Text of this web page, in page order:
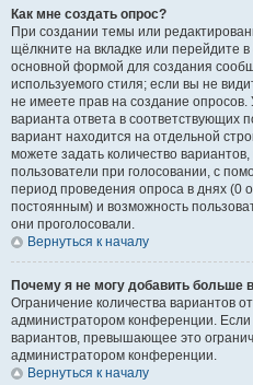
Как мне создать опрос?
При создании темы или
щёлкните на вкладке или перейдите
основной формой для создания
используемого стиля; если вы не
не имеете прав на создание
варианта ответа в соответствующих
вариант находится на отдельной
можете задать количество
пользователи при голосовании, с
период проведения опроса в днях (0
постоянным) и возможность
они проголосовали.
Вернуться к началу
Почему я не могу добавить больше
Ограничение количества вариантов
администратором конференции. Если
вариантов, превышающее это
администратором конференции.
Вернуться к началу